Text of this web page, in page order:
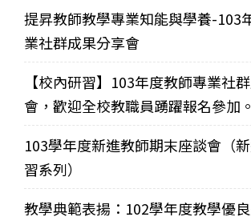
提昇教師教學專業知能與學養-103
業社群成果分享會
【校內研習】103年度教師專業社
會，歡迎全校教職員踴躍報名參加。
103學年度新進教師期末座談會（
習系列）
教學典範表揚：102學年度教學優